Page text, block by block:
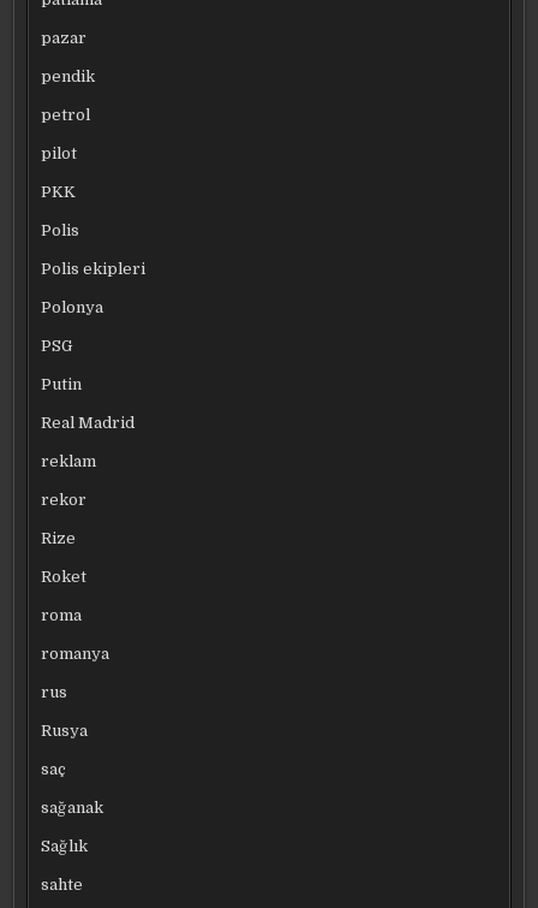
pazar
pendik
petrol
pilot
PKK
Polis
Polis ekipleri
Polonya
PSG
Putin
Real Madrid
reklam
rekor
Rize
Roket
roma
romanya
rus
Rusya
saç
sağanak
Sağlık
sahte